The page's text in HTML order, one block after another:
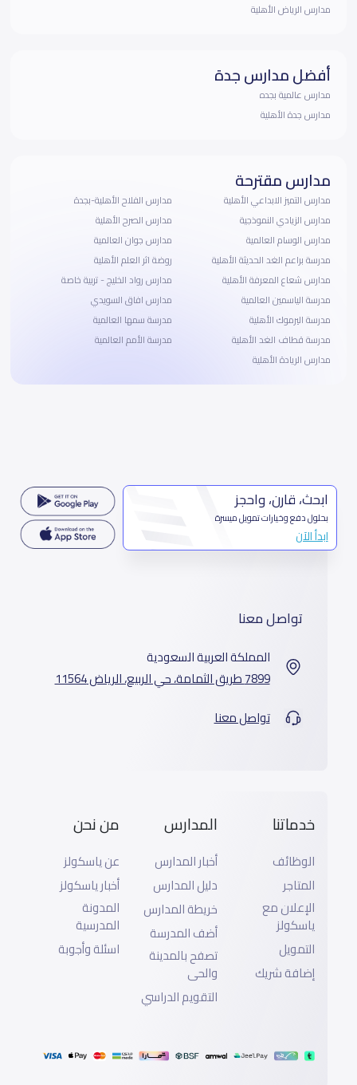
مدارس الرياض الأهلية
أفضل مدارس جدة
مدارس عالمية بجده
مدارس جدة الأهلية
مدارس مقترحة
مدارس التميز الابداعي الأهلية
مدارس الزيادي النموذجية
مدارس الوسام العالمية
مدرسة براعم الغد الحديثة الأهلية
مدارس شعاع المعرفة الأهلية
مدرسة الياسمين العالمية
مدرسة اليرموك الأهلية
مدرسة قطاف الغد الأهلية
مدارس الريادة الأهلية
مدارس الفلاح الأهلية-بجدة
مدارس الصرح الأهلية
مدارس جوان العالمية
روضة اثر العلم الأهلية
مدارس رواد الخليج - تربية خاصة
مدارس افاق السويدي
مدرسة سمها العالمية
مدرسة الأمم العالمية
ابحث، قارن، واحجز
بحلول دفع وخيارات تمويل ميسرة
ابدأ الآن
تواصل معنا
المملكة العربية السعودية
7899 طريق الثمامة، حي الربيع، الرياض 11564
تواصل معنا
خدماتنا
الوظائف
المتاجر
الإعلان مع
ياسكولز
التمويل
إضافة شريك
المدارس
أخبار المدارس
دليل المدارس
خريطة المدارس
أضف المدرسة
تصفح بالمدينة
والحى
التقويم الدراسي
من نحن
عن ياسكولز
أخبار ياسكولز
المدونة
المدرسية
اسئلة وأجوبة